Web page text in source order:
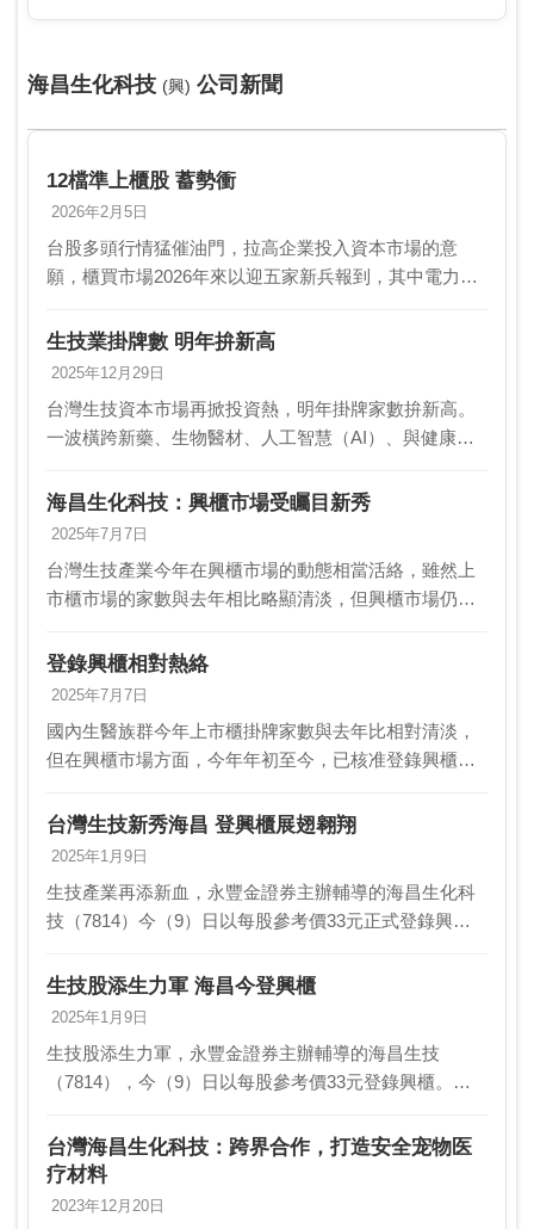
海昌生化科技 (興) 公司新聞
12檔準上櫃股 蓄勢衝
2026年2月5日
台股多頭行情猛催油門，拉高企業投入資本市場的意
願，櫃買市場2026年來以迎五家新兵報到，其中電力系
147.38％，股價翻倍成長，蜜月行情甜滋滋；而展…
生技業掛牌數 明年拚新高
2025年12月29日
台灣生技資本市場再掀投資熱，明年掛牌家數拚新高。
一波橫跨新藥、生物醫材、人工智慧（AI）、與健康管
將有望突破15家、改寫歷史紀錄。明年起，生技掛牌公
司…
海昌生化科技：興櫃市場受矚目新秀
2025年7月7日
台灣生技產業今年在興櫃市場的動態相當活絡，雖然上
市櫃市場的家數與去年相比略顯清淡，但興櫃市場仍保
來已經有六家生醫公司通過興櫃登錄，這其中包括了1月
10…
登錄興櫃相對熱絡
2025年7月7日
國內生醫族群今年上市櫃掛牌家數與去年比相對清淡，
但在興櫃市場方面，今年年初至今，已核准登錄興櫃的
料顯示，年初至今已登錄興櫃的生醫族群包括1月10日的
海…
台灣生技新秀海昌 登興櫃展翅翱翔
2025年1月9日
生技產業再添新血，永豐金證券主辦輔導的海昌生化科
技（7814）今（9）日以每股參考價33元正式登錄興櫃
膠原蛋白植入物相關醫療器材及各項生物性醫療器…
生技股添生力軍 海昌今登興櫃
2025年1月9日
生技股添生力軍，永豐金證券主辦輔導的海昌生技
（7814），今（9）日以每股參考價33元登錄興櫃。海
器材及各項生物性醫療器材研發、生產及銷售，擁有
成…
台灣海昌生化科技：跨界合作，打造安全宠物医
疗材料
2023年12月20日